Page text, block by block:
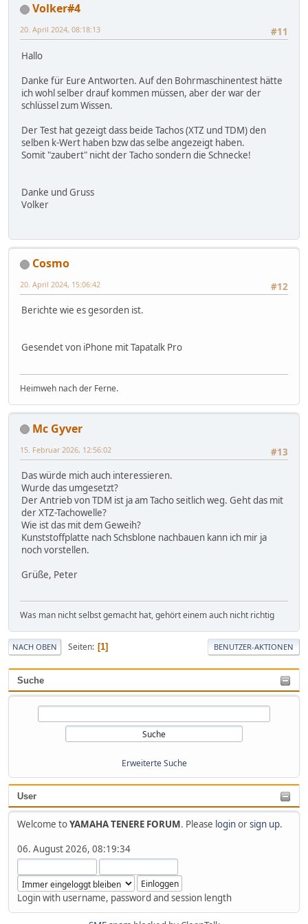
Suche
Erweiterte Suche
User
Welcome toYAMAHA TENERE FORUM. Please loginorsign up.
06. August 2026, 08:19:34
Login with username, password and session length
Volker#4
#11
20. April 2024, 08:18:13
Hallo
Danke für Eure Antworten. Auf den Bohrmaschinentest hätte
ich wohl selber drauf kommen müssen, aber der war der
schlüssel zum Wissen.
Der Test hat gezeigt dass beide Tachos (XTZ und TDM) den
selben k-Wert haben bzw das selbe angezeigt haben.
Somit "zaubert" nicht der Tacho sondern die Schnecke!
Danke und Gruss
Volker
Cosmo
#12
20. April 2024, 15:06:42
Berichte wie es gesorden ist.
Gesendet von iPhone mit Tapatalk Pro
Heimweh nach der Ferne.
Mc Gyver
#13
15. Februar 2026, 12:56:02
Das würde mich auch interessieren.
Wurde das umgesetzt?
Der Antrieb von TDM ist ja am Tacho seitlich weg. Geht das mit
der XTZ-Tachowelle?
Wie ist das mit dem Geweih?
Kunststoffplatte nach Schsblone nachbauen kann ich mir ja
noch vorstellen.
Grüße, Peter
Was man nicht selbst gemacht hat, gehört einem auch nicht richtig
NACH OBEN Seiten 1 BENUTZER-AKTIONEN